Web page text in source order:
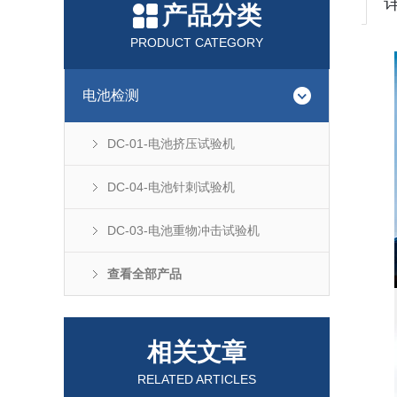
产品分类
PRODUCT CATEGORY
电池检测
DC-01-电池挤压试验机
DC-04-电池针刺试验机
DC-03-电池重物冲击试验机
查看全部产品
相关文章
RELATED ARTICLES